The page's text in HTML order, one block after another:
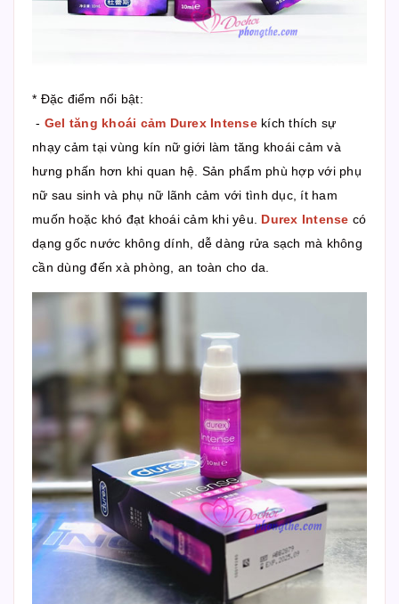
* Đặc điểm nổi bật:
- Gel tăng khoái cảm Durex Intensekích thích sự
nhạy cảm tại vùng kín nữ giới làm tăng khoái cảm và
hưng phấn hơn khi quan hệ. Sản phẩm phù hợp với phụ
nữ sau sinh và phụ nữ lãnh cảm với tình dục, ít ham
muốn hoặc khó đạt khoái cảm khi yêu. Durex Intense có
dạng gốc nước không dính, dễ dàng rửa sạch mà không
cần dùng đến xà phòng, an toàn cho da.